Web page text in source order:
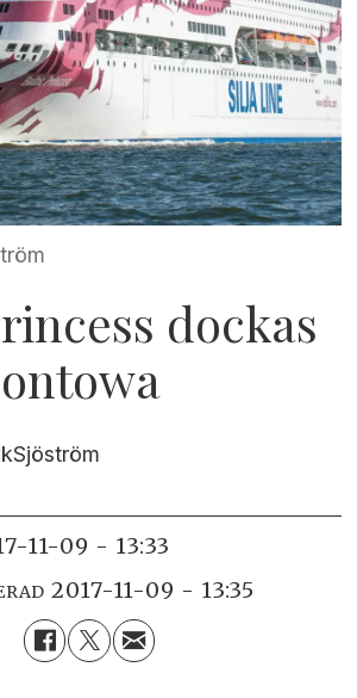
dockas
Sjöström
11-09 - 13:33
2017-11-09 - 13:35